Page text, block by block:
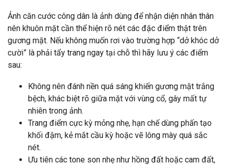
Ảnh căn cước công dân là ảnh dùng để nhận diện nhân thân
nên khuôn mặt cần thể hiện rõ nét các đặc điểm thật trên
gương mặt. Nếu không muốn rơi vào trường hợp “dở khóc dở
cười” là phải tẩy trang ngay tại chỗ thì hãy lưu ý các điểm
sau:
Không nên đánh nền quá sáng khiến gương mặt trắng
bệch, khác biệt rõ giữa mặt với vùng cổ, gây mất tự
nhiên trong ảnh.
Trang điểm cực kỳ mỏng nhẹ, hạn chế dùng phấn tạo
khối đậm, kẻ mắt cầu kỳ hoặc vẽ lông mày quá sắc
nét.
Ưu tiên các tone son nhẹ như hồng đất hoặc cam đất,